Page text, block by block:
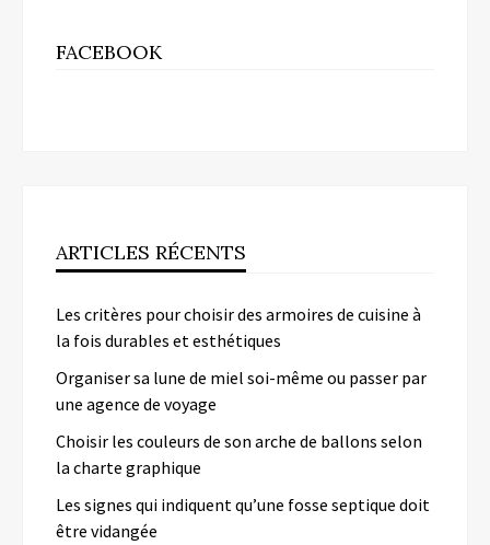
FACEBOOK
ARTICLES RÉCENTS
Les critères pour choisir des armoires de cuisine à
la fois durables et esthétiques
Organiser sa lune de miel soi-même ou passer par
une agence de voyage
Choisir les couleurs de son arche de ballons selon
la charte graphique
Les signes qui indiquent qu’une fosse septique doit
être vidangée